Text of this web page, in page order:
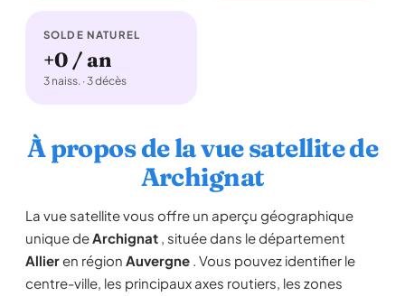
SOLDE NATUREL
+0 / an
3 naiss. · 3 décès
À propos de la vue satellite de
Archignat
La vue satellite vous offre un aperçu géographique
unique deArchignat , située dans le département
Allieren région Auvergne . Vous pouvez identifier le
centre-ville, les principaux axes routiers, les zones